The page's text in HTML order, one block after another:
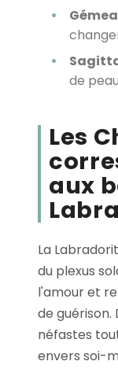
de
Les
aux
La
du plexus
l'amour et
de guérison.
néfastes
envers soi-